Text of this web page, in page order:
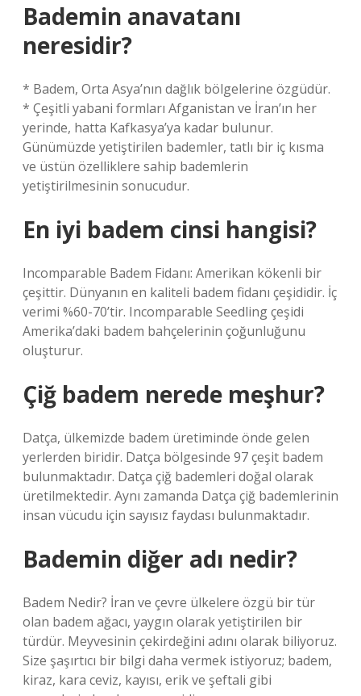
Bademin anavatanı
neresidir?
* Badem, Orta Asya’nın dağlık bölgelerine özgüdür.
* Çeşitli yabani formları Afganistan ve İran’ın her
yerinde, hatta Kafkasya’ya kadar bulunur.
Günümüzde yetiştirilen bademler, tatlı bir iç kısma
ve üstün özelliklere sahip bademlerin
yetiştirilmesinin sonucudur.
En iyi badem cinsi hangisi?
Incomparable Badem Fidanı: Amerikan kökenli bir
çeşittir. Dünyanın en kaliteli badem fidanı çeşididir. İç
verimi %60-70’tir. Incomparable Seedling çeşidi
Amerika’daki badem bahçelerinin çoğunluğunu
oluşturur.
Çiğ badem nerede meşhur?
Datça, ülkemizde badem üretiminde önde gelen
yerlerden biridir. Datça bölgesinde 97 çeşit badem
bulunmaktadır. Datça çiğ bademleri doğal olarak
üretilmektedir. Aynı zamanda Datça çiğ bademlerinin
insan vücudu için sayısız faydası bulunmaktadır.
Bademin diğer adı nedir?
Badem Nedir? İran ve çevre ülkelere özgü bir tür
olan badem ağacı, yaygın olarak yetiştirilen bir
türdür. Meyvesinin çekirdeğini adını olarak biliyoruz.
Size şaşırtıcı bir bilgi daha vermek istiyoruz; badem,
kiraz, kara ceviz, kayısı, erik ve şeftali gibi